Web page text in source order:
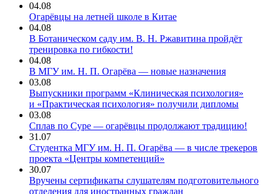
04.08
Огарёвцы на летней школе в Китае
04.08
В Ботаническом саду им. В. Н. Ржавитина пройдёт
тренировка по гибкости!
04.08
В МГУ им. Н. П. Огарёва — новые назначения
03.08
Выпускники программ «Клиническая психология»
и «Практическая психология» получили дипломы
03.08
Сплав по Суре — огарёвцы продолжают традицию!
31.07
Студентка МГУ им. Н. П. Огарёва — в числе трекеров
проекта «Центры компетенций»
30.07
Вручены сертификаты слушателям подготовительного
отделения для иностранных граждан